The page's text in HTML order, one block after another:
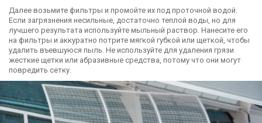
Далее возьмите фильтры и промойте их под проточной водой.
Если загрязнения несильные, достаточно теплой воды, но для
лучшего результата используйте мыльный раствор. Нанесите его
на фильтры и аккуратно потрите мягкой губкой или щеткой, чтобы
удалить въевшуюся пыль. Не используйте для удаления грязи
жесткие щетки или абразивные средства, потому что они могут
повредить сетку.